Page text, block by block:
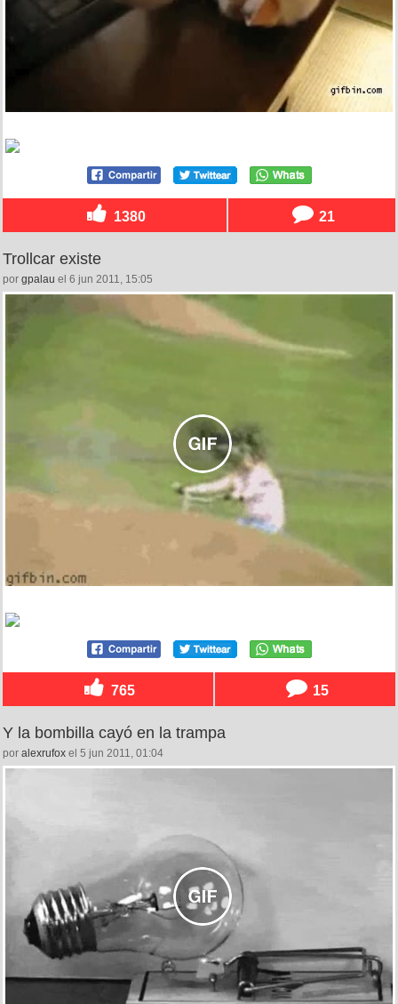
1380 21
Trollcar existe
por gpalau el 6 jun 2011, 15:05
765 15
Y la bombilla cayó en la trampa
por alexrufox el 5 jun 2011, 01:04